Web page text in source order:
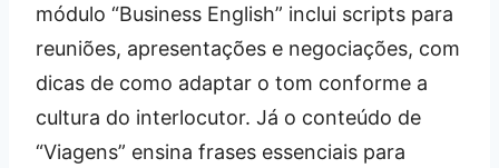
módulo “Business English” inclui scripts para
reuniões, apresentações e negociações, com
dicas de como adaptar o tom conforme a
cultura do interlocutor. Já o conteúdo de
“Viagens” ensina frases essenciais para